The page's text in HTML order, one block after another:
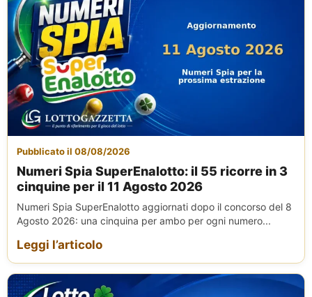
Pubblicato il 08/08/2026
Numeri Spia SuperEnalotto: il 55 ricorre in 3
cinquine per il 11 Agosto 2026
Numeri Spia SuperEnalotto aggiornati dopo il concorso del 8
Agosto 2026: una cinquina per ambo per ogni numero...
Leggi l’articolo